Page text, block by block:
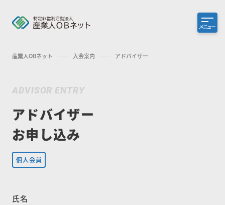
メニュー
産業人OBネット 入会案内 アドバイザー
ADVISOR ENTRY
アドバイザー
お申し込み
個人会員
氏名